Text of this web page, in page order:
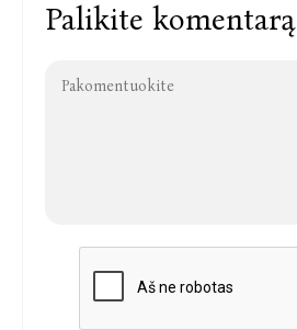
Palikite komentarą